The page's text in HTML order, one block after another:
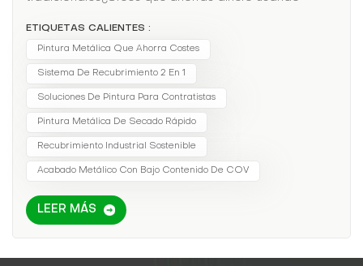
esperando) múltiples capas.Desperdiciar: Restos de
imprimación y capa de acabado que caducan antes
por violaciones de COV (hasta $15,000 por
día).Cómo la pintura a base de agua 2 en 1 le permite
ahorrar dineroFactor de costoSistema tradicional2
(imprimación + capa superior)$800 (todo en
ETIQUETAS CALIENTES :
Pintura Metálica Que Ahorra Costes
Sistema De Recubrimiento 2 En 1
Soluciones De Pintura Para Contratistas
Pintura Metálica De Secado Rápido
Recubrimiento Industrial Sostenible
Acabado Metálico Con Bajo Contenido De COV
LEER MÁS